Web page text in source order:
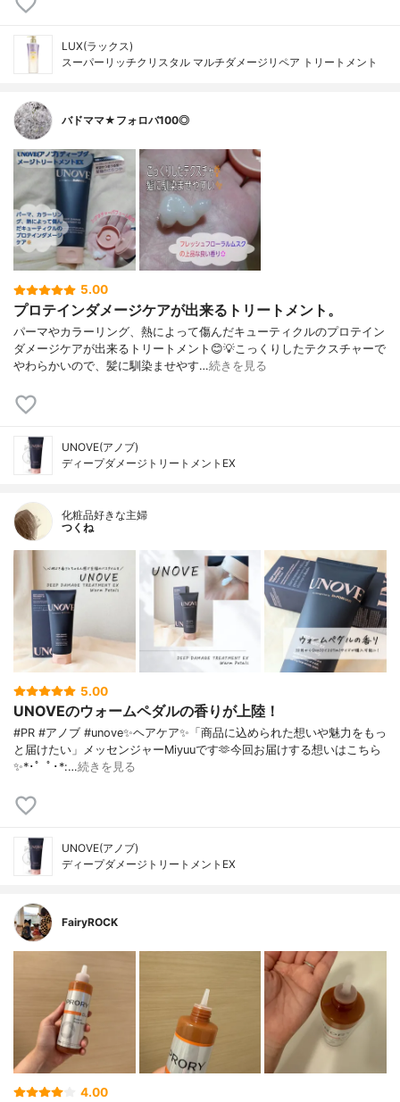
LUX(ラックス)
スーパーリッチクリスタル マルチダメージリペア トリートメント
バドママ★フォロバ100◎
5.00
プロテインダメージケアが出来るトリートメント。
パーマやカラーリング、熱によって傷んだキューティクルのプロテイン
ダメージケアが出来るトリートメント😊💡こっくりしたテクスチャーで
やわらかいので、髪に馴染ませやす…続きを見る
UNOVE(アノブ)
ディープダメージトリートメントEX
化粧品好きな主婦
つくね
5.00
UNOVEのウォームペダルの香りが上陸！
#PR #アノブ #unove✨ヘアケア✨「商品に込められた想いや魅力をもっ
と届けたい」メッセンジャーMiyuuです🫶今回お届けする想いはこちら
✨*･゜ﾟ･*:…続きを見る
UNOVE(アノブ)
ディープダメージトリートメントEX
FairyROCK
4.00